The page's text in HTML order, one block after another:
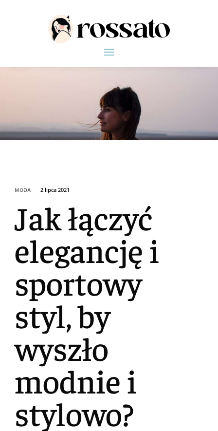
MODA 2 lipca 2021
Jak łączyć
elegancję i
sportowy
styl, by
wyszło
modnie i
stylowo?